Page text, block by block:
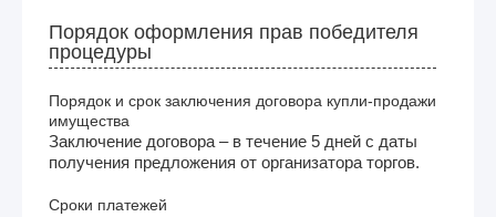
Порядок оформления прав победителя
процедуры
Порядок и срок заключения договора купли-продажи
имущества
Заключение договора – в течение 5 дней с даты
получения предложения от организатора торгов.
Сроки платежей